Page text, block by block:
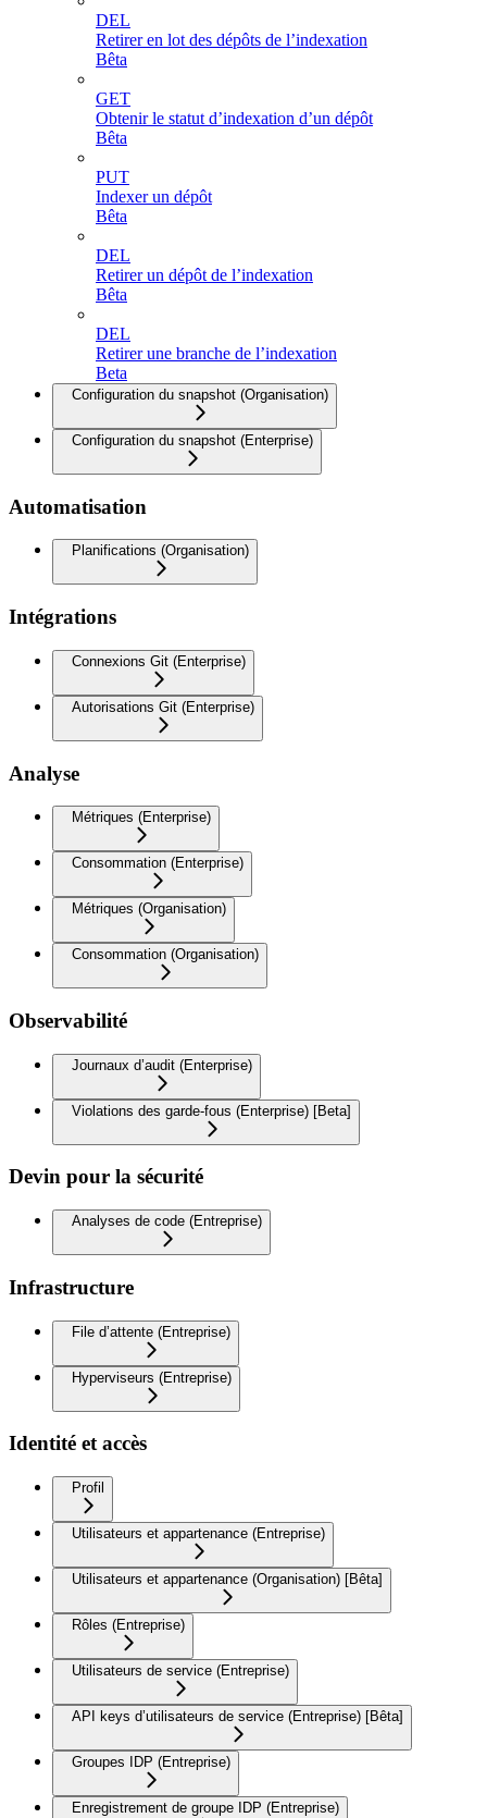
DEL
Retirer en lot des dépôts de l’indexation
Bêta
GET
Obtenir le statut d’indexation d’un dépôt
Bêta
PUT
Indexer un dépôt
Bêta
DEL
Retirer un dépôt de l’indexation
Bêta
DEL
Retirer une branche de l’indexation
Beta
Configuration du snapshot (Organisation)
Configuration du snapshot (Enterprise)
Automatisation
Planifications (Organisation)
Intégrations
Connexions Git (Enterprise)
Autorisations Git (Enterprise)
Analyse
Métriques (Enterprise)
Consommation (Enterprise)
Métriques (Organisation)
Consommation (Organisation)
Observabilité
Journaux d’audit (Enterprise)
Violations des garde-fous (Enterprise) [Beta]
Devin pour la sécurité
Analyses de code (Entreprise)
Infrastructure
File d’attente (Entreprise)
Hyperviseurs (Entreprise)
Identité et accès
Profil
Utilisateurs et appartenance (Entreprise)
Utilisateurs et appartenance (Organisation) [Bêta]
Rôles (Entreprise)
Utilisateurs de service (Entreprise)
API keys d’utilisateurs de service (Entreprise) [Bêta]
Groupes IDP (Entreprise)
Enregistrement de groupe IDP (Entreprise)